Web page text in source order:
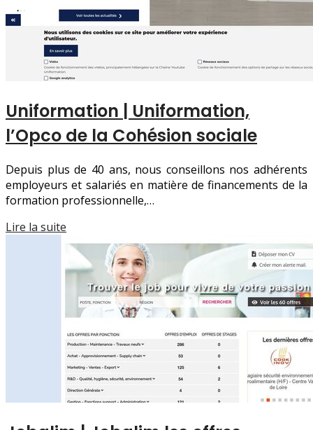
Unifor­ma­tion | Unifor­ma­tion,
l’Opco de la Cohésion sociale
Depuis plus de 40 ans, nous conseillons nos adhérents
employeurs et salariés en matière de financements de la
formation professionnelle,…
Lire la suite